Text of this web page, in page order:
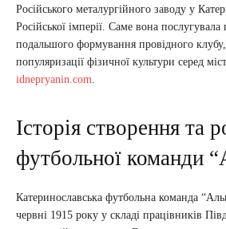
Російського металургійного заводу у
Російської імперії. Саме вона послугувала
подальшого формування провідного
популяризації фізичної культури серед
idnepryanin.com.
Історія створення та
футбольної команди
Катеринославська футбольна команда
червні 1915 року у складі працівників